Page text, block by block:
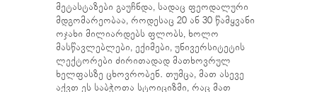
მეტასტაზები გაუჩნდა, სადაც ფეოდალური
მდგომარეობაა, როდესაც 20 ან 30 წამყვანი
ოჯახი მილიარდებს ფლობს, ხოლო
მასწავლებლები, ექიმები, უნივერსიტეტის
ლექტორები ძირითადად მათხოვრულ
ხელფასზე ცხოვრობენ. თუმცა, მათ ასევე
აქვთ ეს საბჭოთა სტოიციზმი, რაც მათ